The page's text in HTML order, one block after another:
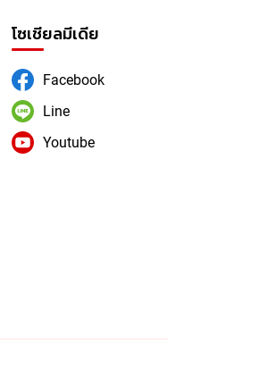
โซเชียลมีเดีย
Facebook
Line
Youtube